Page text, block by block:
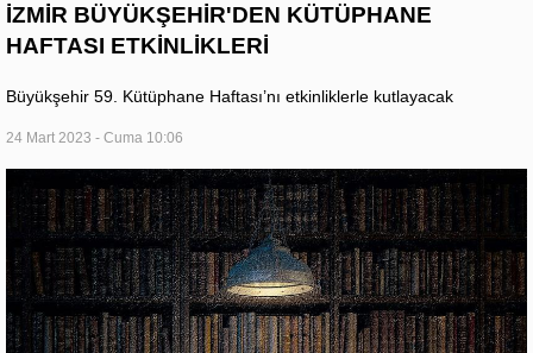
İZMİR BÜYÜKŞEHİR'DEN KÜTÜPHANE
HAFTASI ETKİNLİKLERİ
Büyükşehir 59. Kütüphane Haftası’nı etkinliklerle kutlayacak
24 Mart 2023 - Cuma 10:06